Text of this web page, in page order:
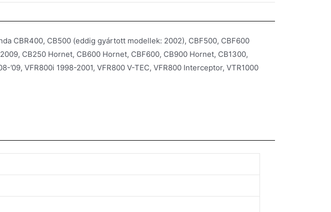
CBR400, CB500 (eddig gyártott modellek: 2002), CBF500, CBF600
CB250 Hornet, CB600 Hornet, CBF600, CB900 Hornet, CB1300,
’09, VFR800i 1998-2001, VFR800 V-TEC, VFR800 Interceptor, VTR1000